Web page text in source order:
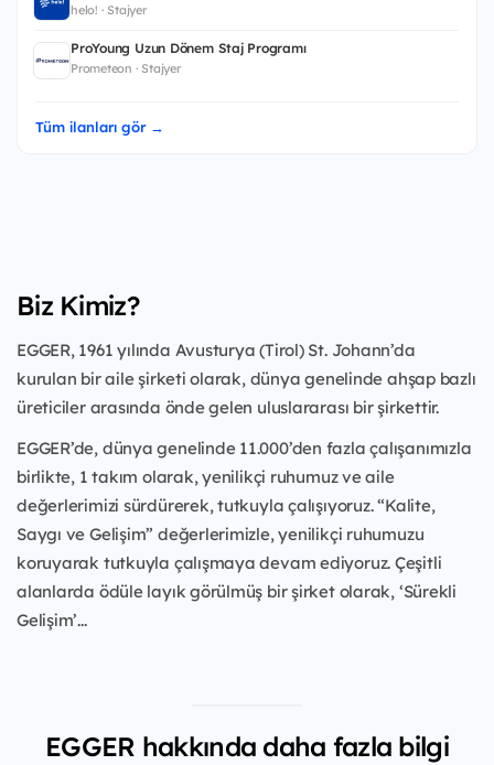
helo! · Stajyer
ProYoung Uzun Dönem Staj Programı
Prometeon · Stajyer
Tüm ilanları gör →
Biz Kimiz?
EGGER, 1961 yılında Avusturya (Tirol) St. Johann’da
kurulan bir aile şirketi olarak, dünya genelinde ahşap bazlı
üreticiler arasında önde gelen uluslararası bir şirkettir.
EGGER’de, dünya genelinde 11.000’den fazla çalışanımızla
birlikte, 1 takım olarak, yenilikçi ruhumuz ve aile
değerlerimizi sürdürerek, tutkuyla çalışıyoruz. “Kalite,
Saygı ve Gelişim” değerlerimizle, yenilikçi ruhumuzu
koruyarak tutkuyla çalışmaya devam ediyoruz. Çeşitli
alanlarda ödüle layık görülmüş bir şirket olarak, ‘Sürekli
Gelişim’...
EGGER hakkında daha fazla bilgi